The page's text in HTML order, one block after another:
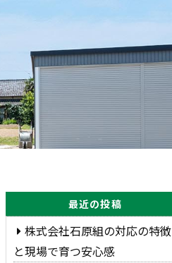
最近の投稿
株式会社石原組の対応の特徴
と現場で育つ安心感